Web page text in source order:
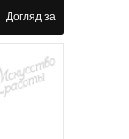
Догляд за